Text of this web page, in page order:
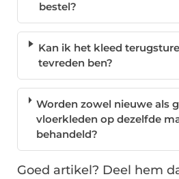
bestel?
Kan ik het kleed
tevreden ben?
Worden zowel nieuwe als
vloerkleden op dezelfde
behandeld?
Goed artikel? Deel hem